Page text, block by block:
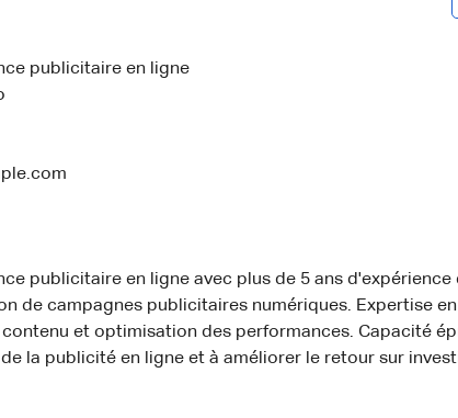
publicitaire en ligne
publicitaire en ligne avec plus de 5 ans d'expérience
de campagnes publicitaires numériques. Expertise
et optimisation des performances. Capacité
la publicité en ligne et à améliorer le retour sur